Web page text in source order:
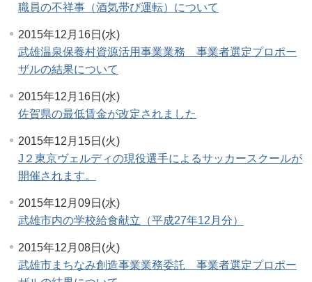
職員の不祥事（酒気帯び運転）について
2015年12月16日(水)
武雄温泉保養村資源活用事業業務 事業者選定プロポー
ザルの結果について
2015年12月16日(水)
佐賀県の最低賃金が改定されました
2015年12月15日(火)
J２東京ヴェルディの現役選手によるサッカースクールが
開催されます。
2015年12月09日(水)
武雄市内の学校給食献立（平成27年12月分）
2015年12月08日(火)
武雄市まちなみ創造事業業務委託 事業者選定プロポー